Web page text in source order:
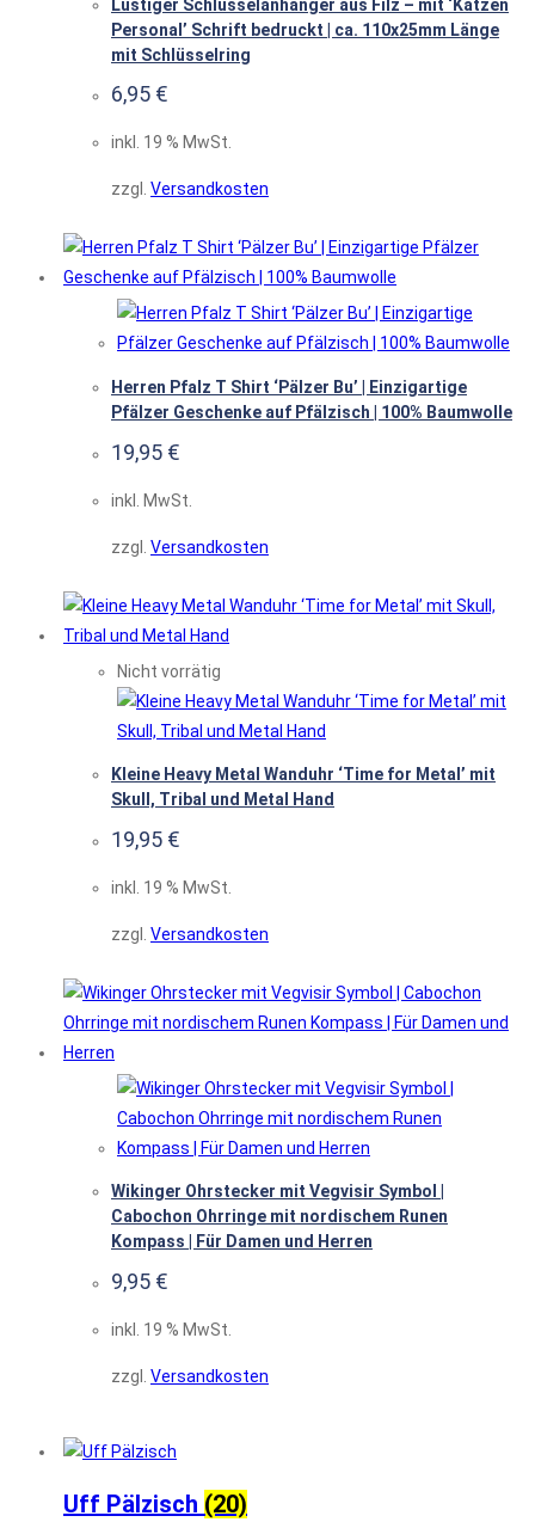
Lustiger Schlüsselanhänger aus Filz – mit ‘Katzen
Personal’ Schrift bedruckt | ca. 110x25mm Länge
mit Schlüsselring
6,95 €
inkl. 19 % MwSt.
zzgl. Versandkosten
Herren Pfalz T Shirt ‘Pälzer Bu’ | Einzigartige
Pfälzer Geschenke auf Pfälzisch | 100% Baumwolle
19,95 €
inkl. MwSt.
zzgl. Versandkosten
Nicht vorrätig
Kleine Heavy Metal Wanduhr ‘Time for Metal’ mit
Skull, Tribal und Metal Hand
19,95 €
inkl. 19 % MwSt.
zzgl. Versandkosten
Wikinger Ohrstecker mit Vegvisir Symbol |
Cabochon Ohrringe mit nordischem Runen
Kompass | Für Damen und Herren
9,95 €
inkl. 19 % MwSt.
zzgl. Versandkosten
Uff Pälzisch (20)